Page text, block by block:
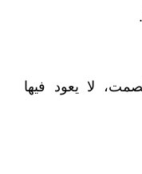
لا يعود فيها